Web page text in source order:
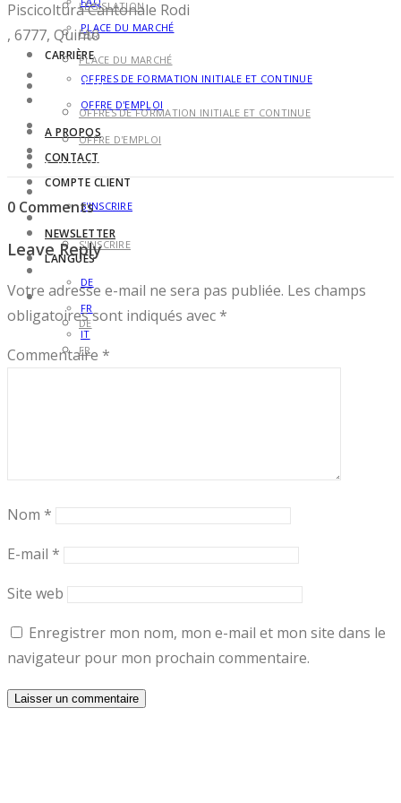
PLACE DU MARCHÉ
CARRIÈRE
OFFRES DE FORMATION INITIALE ET CONTINUE
OFFRE D'EMPLOI
A PROPOS
CONTACT
COMPTE CLIENT
S'INSCRIRE
NEWSLETTER
LANGUES
DE
FR
IT
LÉGISLATION
FAQ
PLACE DU MARCHÉ
CARRIÈRE
OFFRES DE FORMATION INITIALE ET CONTINUE
OFFRE D'EMPLOI
A PROPOS
CONTACT
COMPTE CLIENT
S'INSCRIRE
LANGUES
DE
FR
Piscicoltura Cantonale Rodi
, 6777, Quinto
0 Comments
Leave Reply
Votre adresse e-mail ne sera pas publiée. Les champs
obligatoires sont indiqués avec*
Commentaire *
Nom *
E-mail *
Site web
Enregistrer mon nom, mon e-mail et mon site dans le
navigateur pour mon prochain commentaire.